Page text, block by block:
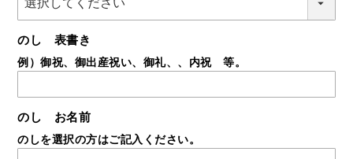
のし 表書き
例）御祝、御出産祝い、御礼、、内祝 等。
のし お名前
のしを選択の方はご記入ください。